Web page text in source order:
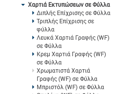
Χαρτιά Εκτυπώσεων σε Φύλλα
Διπλής Επίχρισης σε Φύλλα
Τριπλής Επίχρισης σε
φύλλα
Λευκά Χαρτιά Γραφής (WF)
σε Φύλλα
Κρεμ Χαρτιά Γραφής (WF)
σε Φύλλα
Χρωματιστά Χαρτιά
Γραφής (WF) σε Φύλλα
Μπριστόλ (WF) σε Φύλλα